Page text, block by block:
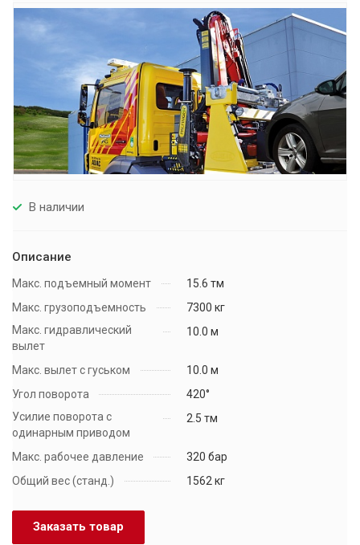
В наличии
Описание
Макс. подъемный момент
15.6 тм
Макс. грузоподъемность
7300 кг
Макс. гидравлический
вылет
10.0 м
Макс. вылет с гуськом
10.0 м
Угол поворота
420°
Усилие поворота с
одинарным приводом
2.5 тм
Макс. рабочее давление
320 бар
Общий вес (станд.)
1562 кг
Заказать товар